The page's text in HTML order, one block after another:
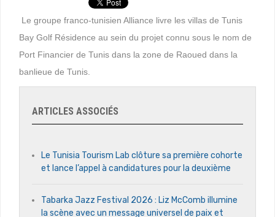
Le groupe franco-tunisien Alliance livre les villas de Tunis
Bay Golf Résidence au sein du projet connu sous le nom de
Port Financier de Tunis dans la zone de Raoued dans la
banlieue de Tunis.
ARTICLES ASSOCIÉS
Le Tunisia Tourism Lab clôture sa première cohorte
et lance l’appel à candidatures pour la deuxième
Tabarka Jazz Festival 2026 : Liz McComb illumine
la scène avec un message universel de paix et